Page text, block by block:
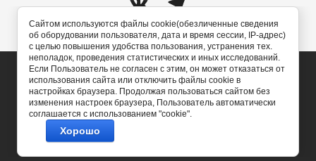
Создать сайт
Сайтом используются файлы cookie(обезличенные сведения
об оборудовании пользователя, дата и время сессии, IP-адрес)
с целью повышения удобства пользования, устранения тех.
неполадок, проведения статистических и иных исследований.
Если Пользователь не согласен с этим, он может отказаться от
использования сайта или отключить файлы cookie в
настройках браузера. Продолжая пользоваться сайтом без
изменения настроек браузера, Пользователь автоматически
соглашается с использованием "cookie".
Хорошо